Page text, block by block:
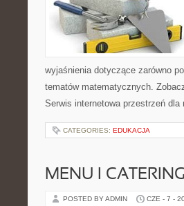
wyjaśnienia dotyczące zarówno
tematów matematycznych.
Serwis internetowa przestrzeń
CATEGORIES: EDUKACJA
MENU I CATERING
POSTED BY ADMIN CZE - 7 -